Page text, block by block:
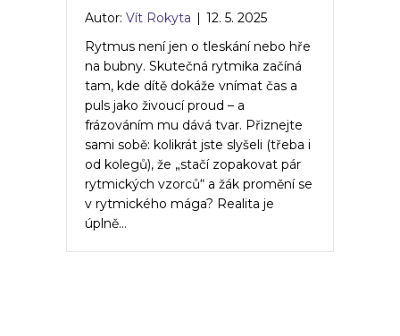
Autor: Vít Rokyta
12. 5. 2025
Rytmus není jen o tleskání nebo hře
na bubny. Skutečná rytmika začíná
tam, kde dítě dokáže vnímat čas a
puls jako živoucí proud – a
frázováním mu dává tvar. Přiznejte
sami sobě: kolikrát jste slyšeli (třeba i
od kolegů), že „stačí zopakovat pár
rytmických vzorců“ a žák promění se
v rytmického mága? Realita je
úplně…